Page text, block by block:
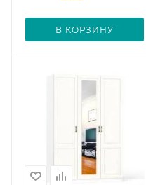
В КОРЗИНУ